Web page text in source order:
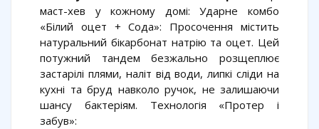
маст-хев у кожному домі: Ударне комбо
«Білий оцет + Сода»: Просочення містить
натуральний бікарбонат натрію та оцет. Цей
потужний тандем безжально розщеплює
застарілі плями, наліт від води, липкі сліди на
кухні та бруд навколо ручок, не залишаючи
шансу бактеріям. Технологія «Протер і
забув»: